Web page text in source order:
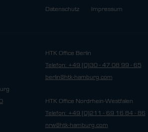
Datenschutz Impressum
HTK Office Berlin
Telefon: +49 (0)30 - 47 08 99 - 65
berlin@htk-hamburg.com
HTK Office Nordrhein-Westfalen
Telefon: +49 (0)211 - 69 16 84 - 86
nrw@htk-hamburg.com